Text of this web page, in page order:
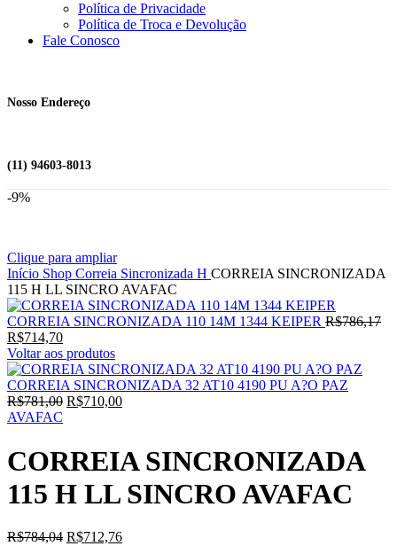
Política de Privacidade
Política de Troca e Devolução
Fale Conosco
Nosso Endereço
(11) 94603-8013
-9%
Clique para ampliar
Início Shop Correia Sincronizada H CORREIA SINCRONIZADA
115 H LL SINCRO AVAFAC
CORREIA SINCRONIZADA 110 14M 1344 KEIPER R$786,17
R$714,70
Voltar aos produtos
CORREIA SINCRONIZADA 32 AT10 4190 PU A?O PAZ
R$781,00 R$710,00
AVAFAC
CORREIA SINCRONIZADA
115 H LL SINCRO AVAFAC
R$784,04 R$712,76